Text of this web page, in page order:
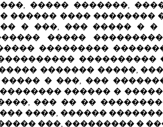
����� �������,
������ ���� ��������
� ���, ��� ����� �
�����
����� ���������
����������
������� �����,
� ���, ���
������ �
��� �� ��
����, ������
���, ��������� �